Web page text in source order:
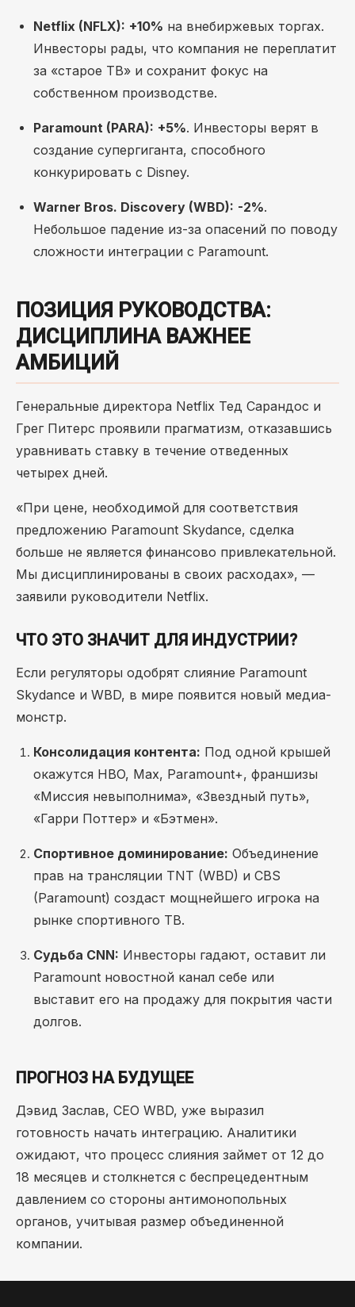
Netflix (NFLX): +10% на внебиржевых торгах.
Инвесторы рады, что компания не переплатит
за «старое ТВ» и сохранит фокус на
собственном производстве.
Paramount (PARA): +5%. Инвесторы верят в
создание супергиганта, способного
конкурировать с Disney.
Warner Bros. Discovery (WBD): -2%.
Небольшое падение из-за опасений по поводу
сложности интеграции с Paramount.
ПОЗИЦИЯ РУКОВОДСТВА:
ДИСЦИПЛИНА ВАЖНЕЕ
АМБИЦИЙ
Генеральные директора Netflix Тед Сарандос и
Грег Питерс проявили прагматизм, отказавшись
уравнивать ставку в течение отведенных
четырех дней.
«При цене, необходимой для соответствия
предложению Paramount Skydance, сделка
больше не является финансово привлекательной.
Мы дисциплинированы в своих расходах», —
заявили руководители Netflix.
ЧТО ЭТО ЗНАЧИТ ДЛЯ ИНДУСТРИИ?
Если регуляторы одобрят слияние Paramount
Skydance и WBD, в мире появится новый медиа-
монстр.
Консолидация контента: Под одной крышей
окажутся HBO, Max, Paramount+, франшизы
«Миссия невыполнима», «Звездный путь»,
«Гарри Поттер» и «Бэтмен».
Спортивное доминирование: Объединение
прав на трансляции TNT (WBD) и CBS
(Paramount) создаст мощнейшего игрока на
рынке спортивного ТВ.
Судьба CNN: Инвесторы гадают, оставит ли
Paramount новостной канал себе или
выставит его на продажу для покрытия части
долгов.
ПРОГНОЗ НА БУДУЩЕЕ
Дэвид Заслав, CEO WBD, уже выразил
готовность начать интеграцию. Аналитики
ожидают, что процесс слияния займет от 12 до
18 месяцев и столкнется с беспрецедентным
давлением со стороны антимонопольных
органов, учитывая размер объединенной
компании.